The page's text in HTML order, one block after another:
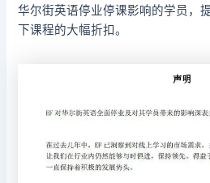
华尔街英语停业停课影响的学员，
下课程的大幅折扣。